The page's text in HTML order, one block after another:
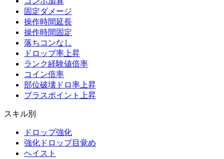
固定ダメージ
操作時間延長
操作時間固定
落ちコンなし
ドロップ率上昇
ランク経験値倍率
コイン倍率
部位破壊ドロ率上昇
プラスポイント上昇
スキル別
ドロップ強化
強化ドロップ目覚め
ヘイスト